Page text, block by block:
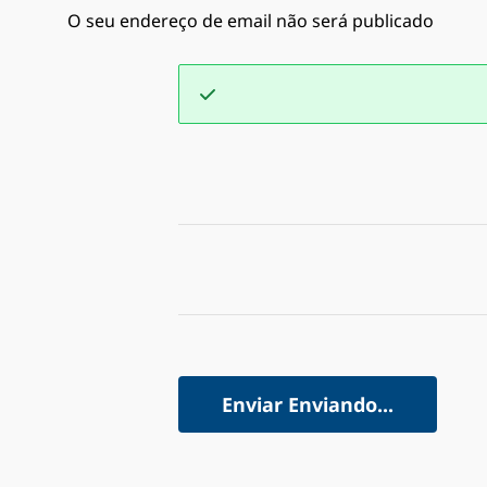
O seu endereço de email não será publicado
Enviar Enviando...